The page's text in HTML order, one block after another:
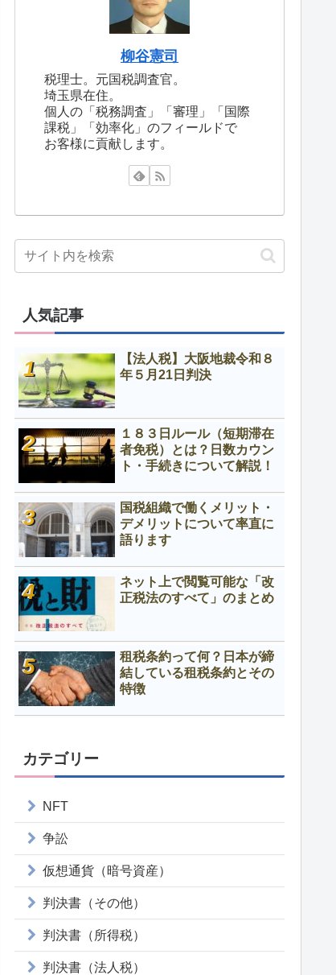
柳谷憲司
税理士。元国税調査官。
埼玉県在住。
個人の「税務調査」「審理」「国際
課税」「効率化」のフィールドで
お客様に貢献します。
人気記事
【法人税】大阪地裁令和８
年５月21日判決
１８３日ルール（短期滞在
者免税）とは？日数カウン
ト・手続きについて解説！
国税組織で働くメリット・
デメリットについて率直に
語ります
ネット上で閲覧可能な「改
正税法のすべて」のまとめ
租税条約って何？日本が締
結している租税条約とその
特徴
カテゴリー
NFT
争訟
仮想通貨（暗号資産）
判決書（その他）
判決書（所得税）
判決書（法人税）